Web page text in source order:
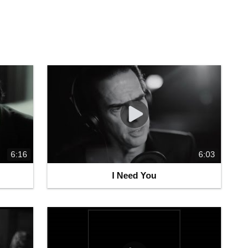
6:16 6:03
I Need You